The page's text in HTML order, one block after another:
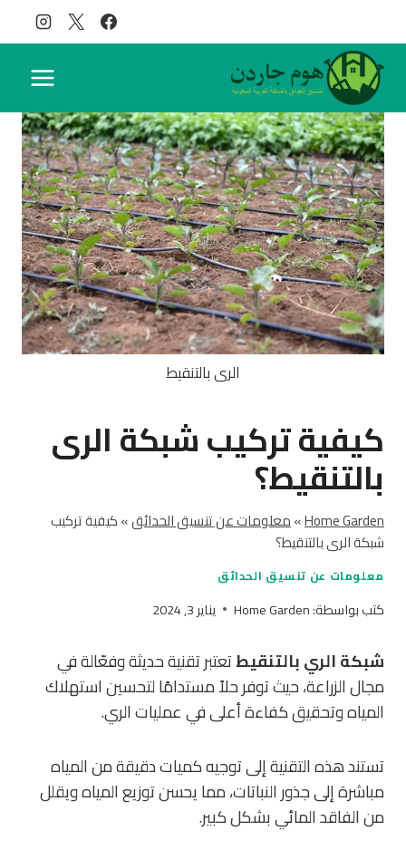
إلى
المحتوى
الرى بالتنقيط
كيفية تركيب شبكة الرى
بالتنقيط؟
Home Garden
»معلومات عن تنسيق الحدائق»كيفية تركيب
شبكة الرى بالتنقيط؟
معلومات عن تنسيق الحدائق
كتب بواسطة:Home Garden يناير 3, 2024
شبكة الري بالتنقيطتعتبر تقنية حديثة وفعّالة في
مجال الزراعة، حيث توفر حلاً مستدامًا لتحسين استهلاك
المياه وتحقيق كفاءة أعلى في عمليات الري.
تستند هذه التقنية إلى توجيه كميات دقيقة من المياه
مباشرة إلى جذور النباتات، مما يحسن توزيع المياه ويقلل
من الفاقد المائي بشكل كبير.